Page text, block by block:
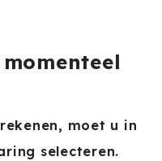
moet u in
selecteren.